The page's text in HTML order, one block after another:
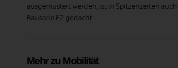
ausgemustert werden, ist in Spitzenzeiten
Bauserie E2 gedacht.
Mehr zu Mobilität